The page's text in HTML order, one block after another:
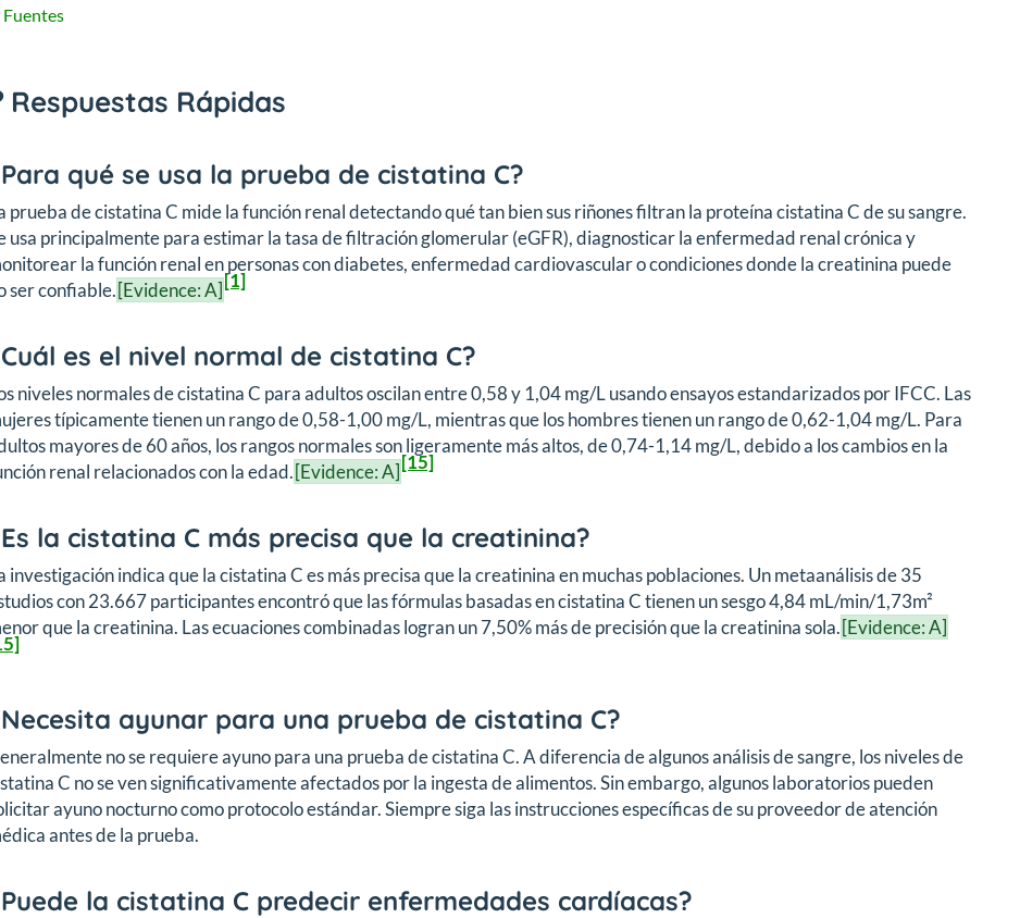
Fuentes
Respuestas Rápidas
qué se usa la prueba de cistatina C?
prueba de cistatina C mide la función renal detectando qué tan bien sus riñones filtran la proteína cistatina C de su sangre.
usa principalmente para estimar la tasa de filtración glomerular (eGFR), diagnosticar la enfermedad renal crónica y
la función renal en personas con diabetes, enfermedad cardiovascular o condiciones donde la creatinina puede
ser confiable.[Evidence: A][1]
es el nivel normal de cistatina C?
niveles normales de cistatina C para adultos oscilan entre 0,58 y 1,04 mg/L usando ensayos estandarizados por IFCC. Las
típicamente tienen un rango de 0,58-1,00 mg/L, mientras que los hombres tienen un rango de 0,62-1,04 mg/L. Para
mayores de 60 años, los rangos normales son ligeramente más altos, de 0,74-1,14 mg/L, debido a los cambios en la
renal relacionados con la edad.[Evidence: A][15]
la cistatina C más precisa que la creatinina?
investigación indica que la cistatina C es más precisa que la creatinina en muchas poblaciones. Un metaanálisis de 35
con 23.667 participantes encontró que las fórmulas basadas en cistatina C tienen un sesgo 4,84 mL/min/1,73m²
que la creatinina. Las ecuaciones combinadas logran un 7,50% más de precisión que la creatinina sola.[Evidence: A]
ayunar para una prueba de cistatina C?
no se requiere ayuno para una prueba de cistatina C. A diferencia de algunos análisis de sangre, los niveles de
C no se ven significativamente afectados por la ingesta de alimentos. Sin embargo, algunos laboratorios pueden
ayuno nocturno como protocolo estándar. Siempre siga las instrucciones específicas de su proveedor de atención
antes de la prueba.
la cistatina C predecir enfermedades cardíacas?